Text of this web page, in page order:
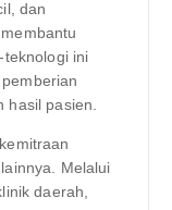
dan
teknologi ini
hasil pasien.
Melalui
daerah,